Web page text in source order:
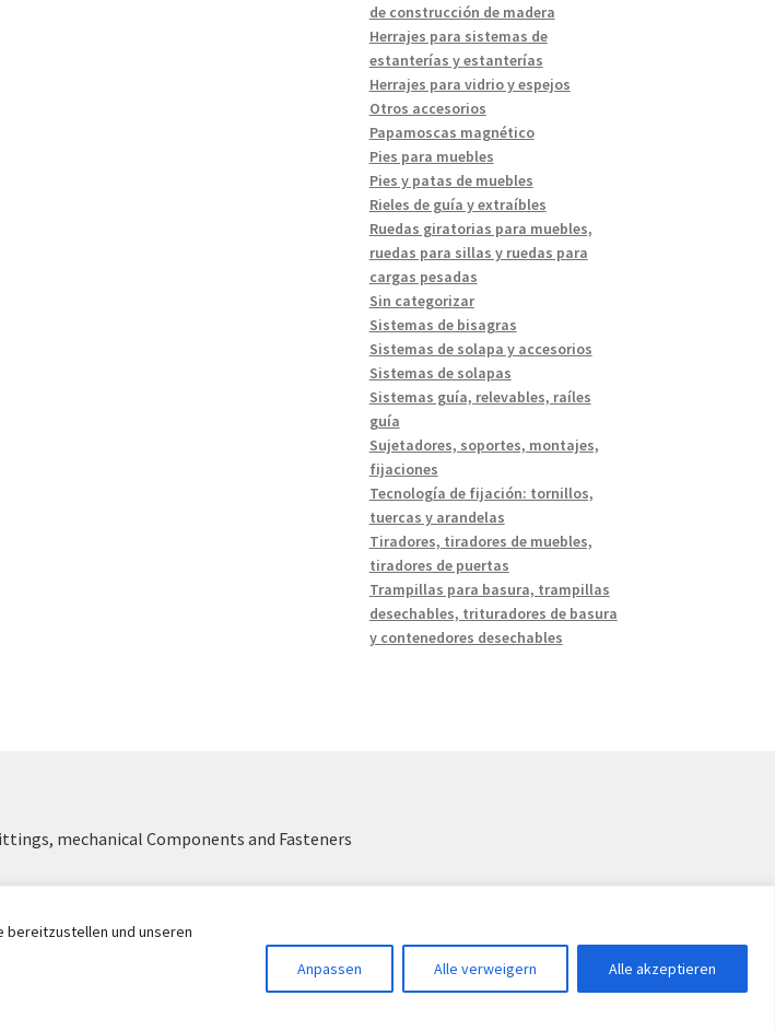
bereitzustellen und unseren
Anpassen Alle verweigern Alle akzeptieren
de construcción de madera
Herrajes para sistemas de
estanterías y estanterías
Herrajes para vidrio y espejos
Otros accesorios
Papamoscas magnético
Pies para muebles
Pies y patas de muebles
Rieles de guía y extraíbles
Ruedas giratorias para muebles,
ruedas para sillas y ruedas para
cargas pesadas
Sin categorizar
Sistemas de bisagras
Sistemas de solapa y accesorios
Sistemas de solapas
Sistemas guía, relevables, raíles
guía
Sujetadores, soportes, montajes,
fijaciones
Tecnología de fijación: tornillos,
tuercas y arandelas
Tiradores, tiradores de muebles,
tiradores de puertas
Trampillas para basura, trampillas
desechables, trituradores de basura
y contenedores desechables
mechanical Components and Fasteners
from contract